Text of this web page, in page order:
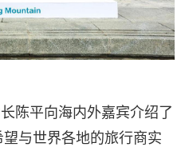
陈平向海内外嘉宾介绍了
与世界各地的旅行商实